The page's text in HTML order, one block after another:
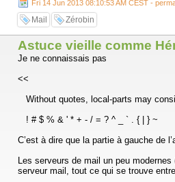
Fri 14 Jun 2013 08:10:53 AM CEST -
Mail Zérobin
Astuce vieille comme
Je ne connaissais pas
<<
Without quotes, local-parts may
! # $ % & ' * + - / = ? ^ _ ` . { | } ~
C’est à dire que la partie à gauche de
Les serveurs de mail un peu
serveur mail, tout ce qui se trouve